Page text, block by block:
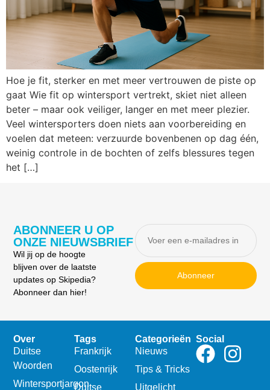
Hoe je fit, sterker en met meer vertrouwen de piste op
gaat Wie fit op wintersport vertrekt, skiet niet alleen
beter – maar ook veiliger, langer en met meer plezier.
Veel wintersporters doen niets aan voorbereiding en
voelen dat meteen: verzuurde bovenbenen op dag één,
weinig controle in de bochten of zelfs blessures tegen
het […]
ABONNEER U OP
ONZE NIEUWSBRIEF
Wil jij op de hoogte
blijven over de laatste
updates op Skipedia?
Abonneer dan hier!
Abonneer
Over
Duitse
Woorden
Wintersportjargon
Tags
Frankrijk
Oostenrijk
Duitse
Categorieën
Nieuws
Tips & Tricks
Uitgelicht
Social